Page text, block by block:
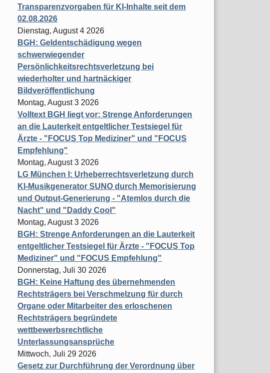
Transparenzvorgaben für KI-Inhalte seit dem
02.08.2026
Dienstag, August 4 2026
BGH: Geldentschädigung wegen
schwerwiegender
Persönlichkeitsrechtsverletzung bei
wiederholter und hartnäckiger
Bildveröffentlichung
Montag, August 3 2026
Volltext BGH liegt vor: Strenge Anforderungen
an die Lauterkeit entgeltlicher Testsiegel für
Ärzte - "FOCUS Top Mediziner" und "FOCUS
Empfehlung"
Montag, August 3 2026
LG München I: Urheberrechtsverletzung durch
KI-Musikgenerator SUNO durch Memorisierung
und Output-Generierung - "Atemlos durch die
Nacht" und "Daddy Cool"
Montag, August 3 2026
BGH: Strenge Anforderungen an die Lauterkeit
entgeltlicher Testsiegel für Ärzte - "FOCUS Top
Mediziner" und "FOCUS Empfehlung"
Donnerstag, Juli 30 2026
BGH: Keine Haftung des übernehmenden
Rechtsträgers bei Verschmelzung für durch
Organe oder Mitarbeiter des erloschenen
Rechtsträgers begründete
wettbewerbsrechtliche
Unterlassungsansprüche
Mittwoch, Juli 29 2026
Gesetz zur Durchführung der Verordnung über